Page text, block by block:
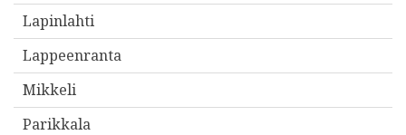
Lapinlahti
Lappeenranta
Mikkeli
Parikkala